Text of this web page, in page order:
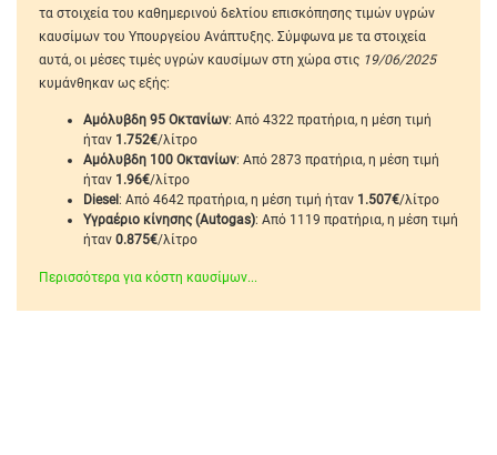
τα στοιχεία του καθημερινού δελτίου επισκόπησης τιμών υγρών
καυσίμων του Υπουργείου Ανάπτυξης. Σύμφωνα με τα στοιχεία
αυτά, οι μέσες τιμές υγρών καυσίμων στη χώρα στις 19/06/2025
κυμάνθηκαν ως εξής:
Αμόλυβδη 95 Οκτανίων: Από 4322 πρατήρια, η μέση τιμή
ήταν 1.752€/λίτρο
Αμόλυβδη 100 Οκτανίων: Από 2873 πρατήρια, η μέση τιμή
ήταν 1.96€/λίτρο
Diesel: Από 4642 πρατήρια, η μέση τιμή ήταν 1.507€/λίτρο
Υγραέριο κίνησης (Autogas): Από 1119 πρατήρια, η μέση τιμή
ήταν 0.875€/λίτρο
Περισσότερα για κόστη καυσίμων...